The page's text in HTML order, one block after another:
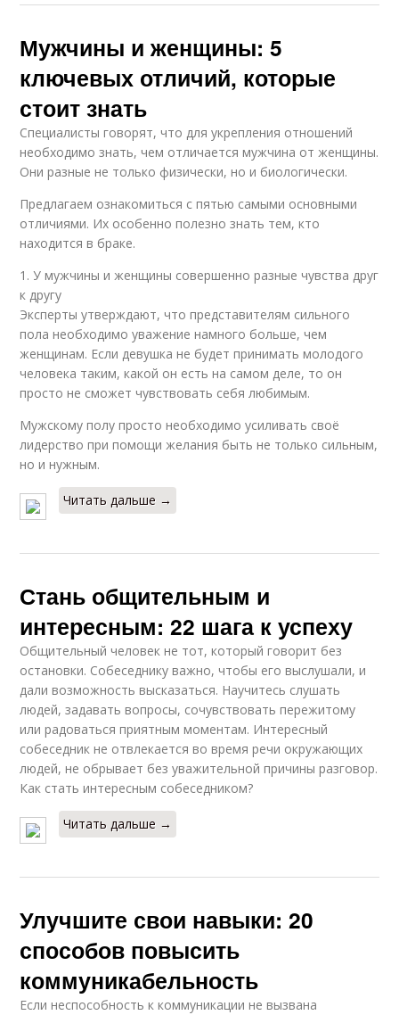
Мужчины и женщины: 5
ключевых отличий, которые
стоит знать
Специалисты говорят, что для укрепления отношений
необходимо знать, чем отличается мужчина от женщины.
Они разные не только физически, но и биологически.
Предлагаем ознакомиться с пятью самыми основными
отличиями. Их особенно полезно знать тем, кто
находится в браке.
1. У мужчины и женщины совершенно разные чувства друг
к другу
Эксперты утверждают, что представителям сильного
пола необходимо уважение намного больше, чем
женщинам. Если девушка не будет принимать молодого
человека таким, какой он есть на самом деле, то он
просто не сможет чувствовать себя любимым.
Мужскому полу просто необходимо усиливать своё
лидерство при помощи желания быть не только сильным,
но и нужным.
Читать дальше →
Стань общительным и
интересным: 22 шага к успеху
Общительный человек не тот, который говорит без
остановки. Собеседнику важно, чтобы его выслушали, и
дали возможность высказаться. Научитесь слушать
людей, задавать вопросы, сочувствовать пережитому
или радоваться приятным моментам. Интересный
собеседник не отвлекается во время речи окружающих
людей, не обрывает без уважительной причины разговор.
Как стать интересным собеседником?
Читать дальше →
Улучшите свои навыки: 20
способов повысить
коммуникабельность
Если неспособность к коммуникации не вызвана